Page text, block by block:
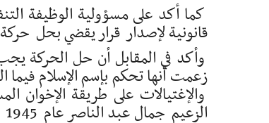
كما أكد على مسؤولية الوظيفة
قانونية لإصدار قرار يقضي بحل
وأكد في المقابل أن حل الحركة
زعمت أنها تحكم بإسم الإسلام
والإغتيالات على طريقة الإخوان
الزعيم جمال عبد الناصر عام 1945 ومحاولة اغتيال الزعيم السوري حافظ الأسد عام 1980.